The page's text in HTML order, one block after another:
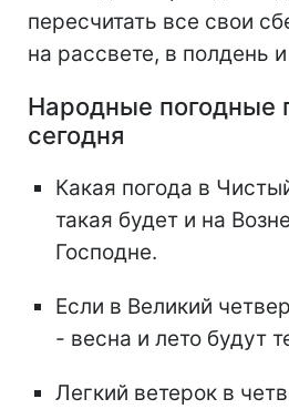
пересчитать все свои
на рассвете, в полдень и
Народные погодные
сегодня
Какая погода в
такая будет и на
Господне.
Если в Великий
- весна и лето будут
Легкий ветерок в